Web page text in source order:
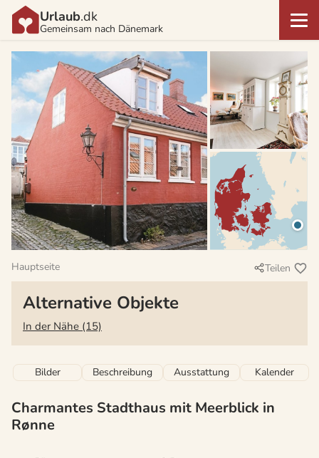
Urlaub.dk
Gemeinsam nach Dänemark
Hauptseite Teilen
Alternative Objekte
In der Nähe (15)
Bilder Beschreibung Ausstattung Kalender
Charmantes Stadthaus mit Meerblick in
Rønne